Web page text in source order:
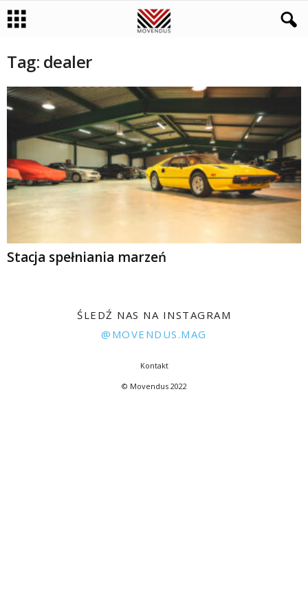
Tag: dealer
Stacja spełniania marzeń
ŚLEDŹ NAS NA INSTAGRAM
@MOVENDUS.MAG
Kontakt
© Movendus 2022